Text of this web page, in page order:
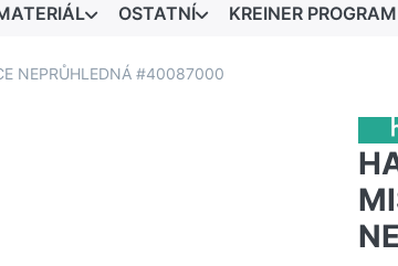
OSTATNÍ KREINER PROGRAM
NEPRŮHLEDNÁ #40087000